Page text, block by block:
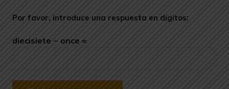
Por favor, introduce una respuesta en dígitos:
diecisiete − once =